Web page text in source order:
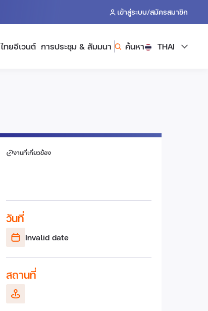
เข้าสู่ระบบ/สมัครสมาชิก
ไทยอีเวนต์ การประชุม & สัมมนา ค้นหา THAI
งานที่เกี่ยวข้อง
วันที่
Invalid date
สถานที่